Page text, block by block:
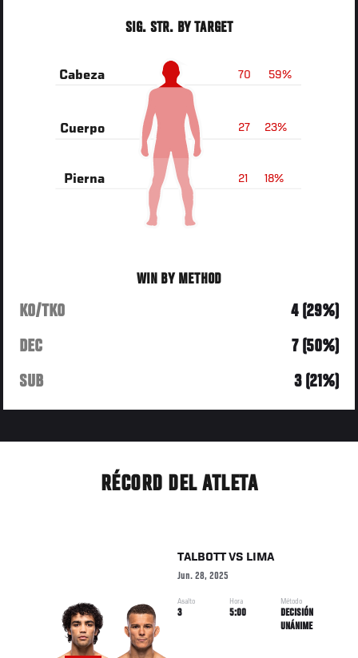
SIG. STR. BY TARGET
59%
70
Cabeza
23%
27
Cuerpo
18%
21
Pierna
WIN BY METHOD
KO/TKO
4 (29%)
DEC
7 (50%)
SUB
3 (21%)
RÉCORD DEL ATLETA
TALBOTTVS LIMA
Jun. 28, 2025
Asalto
3
Hora
5:00
Método
DECISIÓN
UNÁNIME